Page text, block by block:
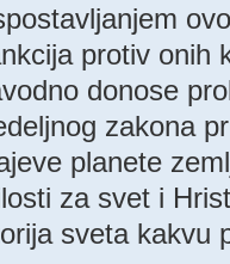
protiv onih
donose
zakona
planete
za svet i
sveta kakvu